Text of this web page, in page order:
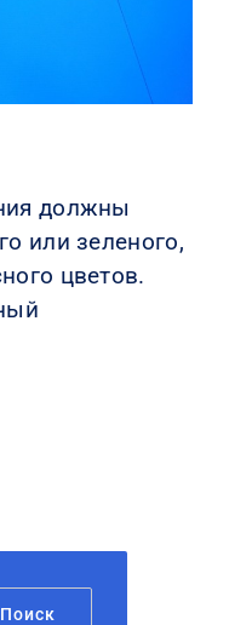
должны
или зеленого,
цветов.
Поиск